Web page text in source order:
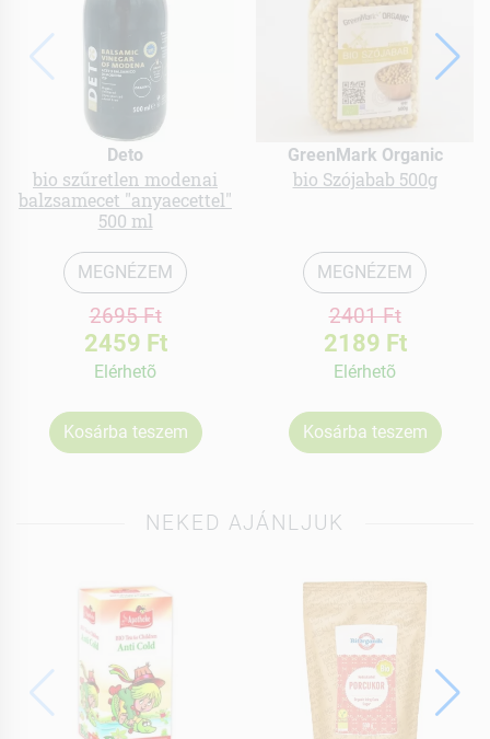
Deto
bio szűretlen modenai
balzsamecet "anyaecettel"
500 ml
MEGNÉZEM
2695 Ft
2459 Ft
Elérhetõ
Kosárba teszem
GreenMark Organic
bio Szójabab 500g
MEGNÉZEM
2401 Ft
2189 Ft
Elérhetõ
Kosárba teszem
NEKED AJÁNLJUK